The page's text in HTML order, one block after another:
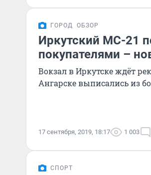
ГОРОД ОБЗОР
Иркутский МС-21
покупателями –
Вокзал в Иркутске ждёт
Ангарске выписались из
17 сентября, 2019, 18:17 1 003
СПОРТ